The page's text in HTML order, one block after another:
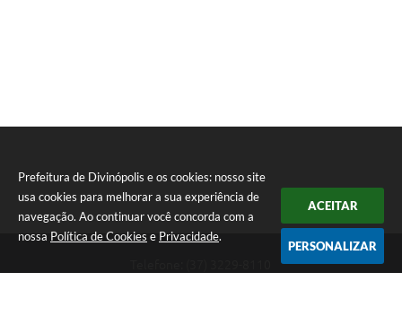
Prefeitura de Divinópolis e os cookies: nosso site
usa cookies para melhorar a sua experiência de
navegação. Ao continuar você concorda com a
nossa Política de Cookies e Privacidade.
ACEITAR
PERSONALIZAR